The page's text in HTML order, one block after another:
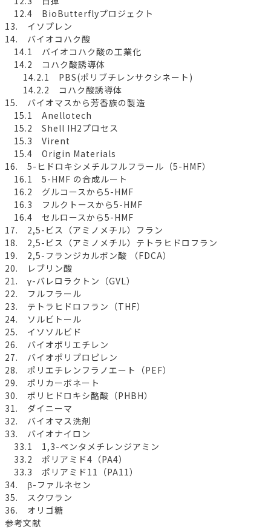
12.4 BioButterflyプロジェクト
13. イソプレン
14. バイオコハク酸
14.1 バイオコハク酸の工業化
14.2 コハク酸誘導体
14.2.1 PBS(ポリブチレンサクシネート)
14.2.2 コハク酸誘導体
15. バイオマスから芳香族の製造
15.1 Anellotech
15.2 Shell IH2プロセス
15.3 Virent
15.4 Origin Materials
16. 5-ヒドロキシメチルフルフラール（5-HMF）
16.1 5-HMF の合成ルート
16.2 グルコースから5-HMF
16.3 フルクトースから5-HMF
16.4 セルロースから5-HMF
17. 2,5-ビス（アミノメチル）フラン
18. 2,5-ビス（アミノメチル）テトラヒドロフラン
19. 2,5-フランジカルボン酸 （FDCA）
20. レブリン酸
21. γ-バレロラクトン（GVL）
22. フルフラール
23. テトラヒドロフラン（THF）
24. ソルビトール
25. イソソルビド
26. バイオポリエチレン
27. バイオポリプロピレン
28. ポリエチレンフラノエート（PEF）
29. ポリカーボネート
30. ポリヒドロキシ酪酸（PHBH）
31. ダイニーマ
32. バイオマス洗剤
33. バイオナイロン
33.1 1,3-ペンタメチレンジアミン
33.2 ポリアミド4（PA4）
33.3 ポリアミド11（PA11）
34. β-ファルネセン
35. スクワラン
36. オリゴ糖
参考文献